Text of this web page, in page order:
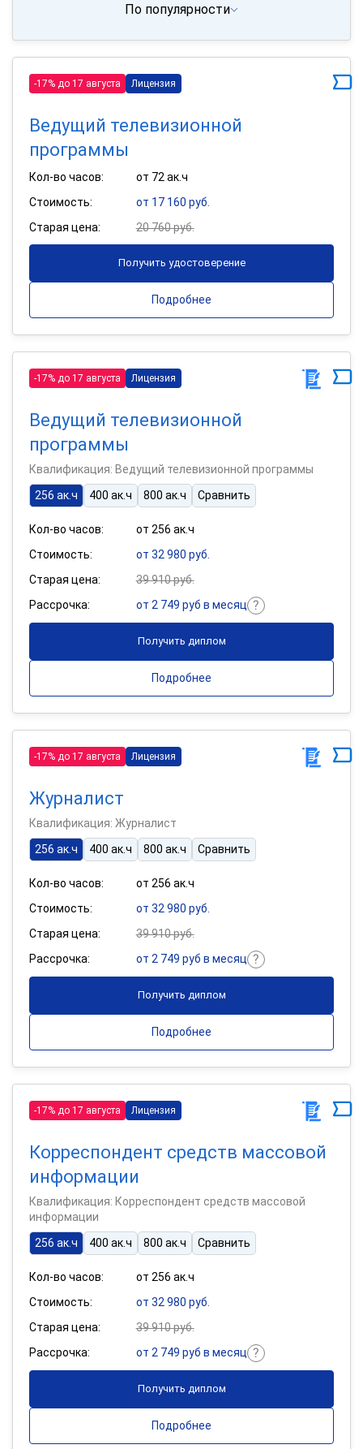
По популярности
-17% до 17 августа Лицензия
Ведущий телевизионной
программы
Кол-во часов:
от 72 ак.ч
Стоимость:
от 17 160 руб.
Старая цена:
20 760 руб.
Получить удостоверение
Подробнее
-17% до 17 августа Лицензия
Ведущий телевизионной
программы
Квалификация: Ведущий телевизионной программы
256 ак.ч
400 ак.ч 800 ак.ч Сравнить
Кол-во часов:
от 256 ак.ч
Стоимость:
от 32 980 руб.
Старая цена:
39 910 руб.
Рассрочка:
от 2 749 руб в месяц
Получить диплом
Подробнее
-17% до 17 августа Лицензия
Журналист
Квалификация: Журналист
256 ак.ч
400 ак.ч 800 ак.ч Сравнить
Кол-во часов:
от 256 ак.ч
Стоимость:
от 32 980 руб.
Старая цена:
39 910 руб.
Рассрочка:
от 2 749 руб в месяц
Получить диплом
Подробнее
-17% до 17 августа Лицензия
Корреспондент средств массовой
информации
Квалификация: Корреспондент средств массовой
информации
256 ак.ч
400 ак.ч 800 ак.ч Сравнить
Кол-во часов:
от 256 ак.ч
Стоимость:
от 32 980 руб.
Старая цена:
39 910 руб.
Рассрочка:
от 2 749 руб в месяц
Получить диплом
Подробнее